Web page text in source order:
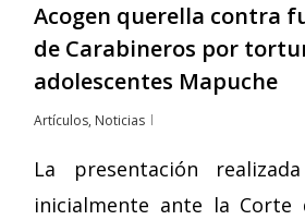
Acogen querella contra
de Carabineros por
adolescentes Mapuche
Artículos, Noticias
La presentación
inicialmente ante la Corte